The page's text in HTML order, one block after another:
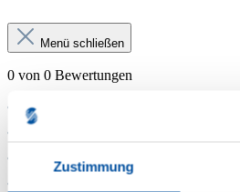
Zustimmung
Menü schließen
0 von 0 Bewertungen